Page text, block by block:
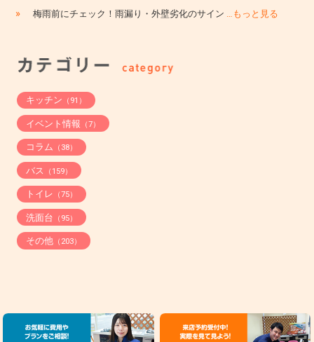
» 梅雨前にチェック！雨漏り・外壁劣化のサイン …もっと見る
キッチン （91）
イベント情報 （7）
コラム （38）
バス （159）
トイレ （75）
洗面台 （95）
その他（203）